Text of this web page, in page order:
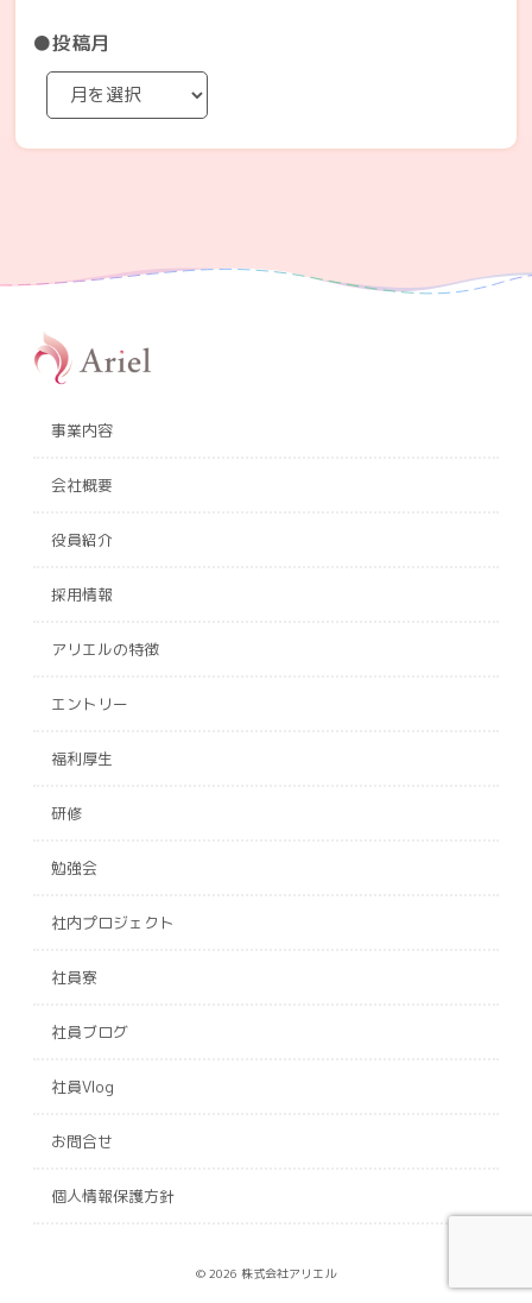
●投稿月
事業内容
会社概要
役員紹介
採用情報
アリエルの特徴
エントリー
福利厚生
研修
勉強会
社内プロジェクト
社員寮
社員ブログ
社員Vlog
お問合せ
個人情報保護方針
© 2026 株式会社アリエル